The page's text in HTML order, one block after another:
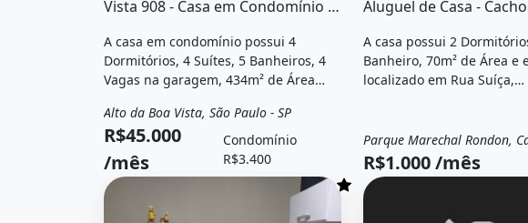
Vista 908 - Casa em Condomínio no Alto da Boa Vista
A casa em condomínio possui 4
Dormitórios, 4 Suítes, 5 Banheiros, 4
Vagas na garagem, 434m² de Área
Churrasqueira, Piscina, Varanda,
Varanda gourmet, Hidromassagem,
Aquecimento e está localizado em Rua
das Barcas, São Paulo, Sp para alugar
por R$45.000 /Mês e Condomínio por
R$3.400 /Mês.
Aluguel Casa em condomínio
Alto da Boa Vista, São Paulo - SP
R$45.000
/mês
Condomínio
R$3.400
Aluguel de Casa -
A casa possui 2
Banheiro, 70m² de Área e
localizado em Rua Suíça,
Aluguel
Casa
R$1.000 /mês